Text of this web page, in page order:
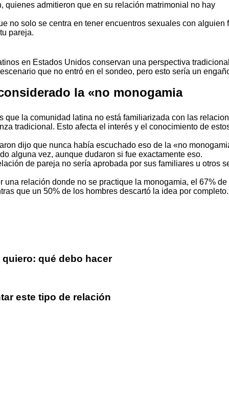
quienes admitieron que en su relación matrimonial no hay
no solo se centra en tener encuentros sexuales con alguien
pareja.
en Estados Unidos conservan una perspectiva
que no entró en el sondeo, pero esto sería un
la «no monogamia
la comunidad latina no está familiarizada con las
tradicional. Esto afecta el interés y el conocimiento de
dijo que nunca había escuchado eso de la «no
alguna vez, aunque dudaron si fue exactamente eso.
de pareja no sería aprobada por sus familiares u otros
relación donde no se practique la monogamia, el 67% de
que un 50% de los hombres descartó la idea por completo.
qué debo hacer
este tipo de relación